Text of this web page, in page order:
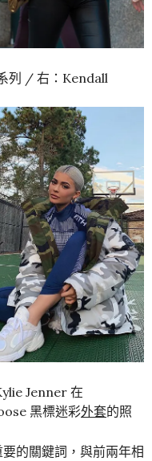
列 / 右：Kendall
Jenner 在
黑標迷彩外套的照
的關鍵詞，與前兩年相